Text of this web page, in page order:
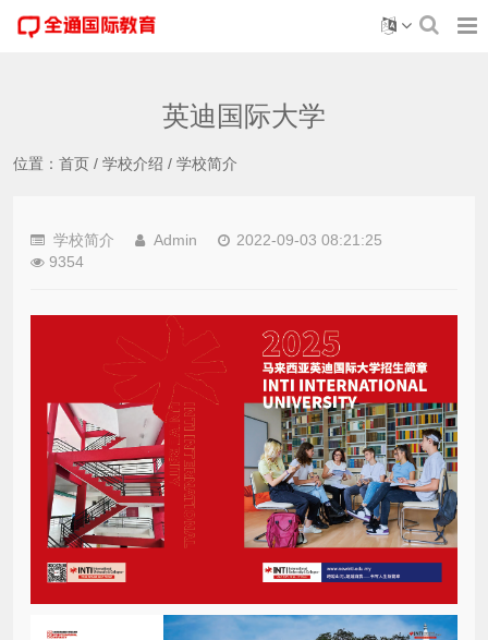
英迪国际大学
位置： 首页 / 学校介绍 / 学校简介
学校简介 Admin
2022-09-03 08:21:25
9354